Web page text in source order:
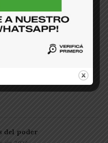
2024
del poder